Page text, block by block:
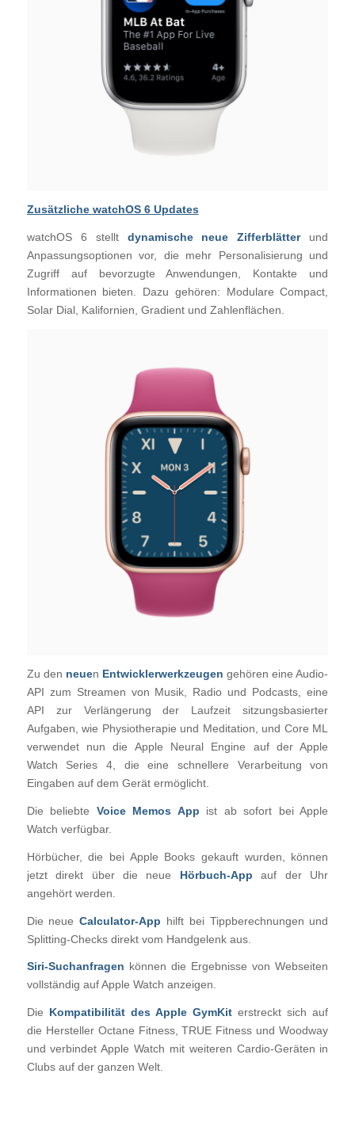
Zusätzliche watchOS 6 Updates
watchOS 6 stellt dynamische neue Zifferblätterund
Anpassungsoptionen vor, die mehr Personalisierung und
Zugriff auf bevorzugte Anwendungen, Kontakte und
Informationen bieten. Dazu gehören: Modulare Compact,
Solar Dial, Kalifornien, Gradient und Zahlenflächen.
Zu den neuen Entwicklerwerkzeugen gehören eine Audio-
API zum Streamen von Musik, Radio und Podcasts, eine
API zur Verlängerung der Laufzeit sitzungsbasierter
Aufgaben, wie Physiotherapie und Meditation, und Core ML
verwendet nun die Apple Neural Engine auf der Apple
Watch Series 4, die eine schnellere Verarbeitung von
Eingaben auf dem Gerät ermöglicht.
Die beliebte Voice Memos App ist ab sofort bei Apple
Watch verfügbar.
Hörbücher, die bei Apple Books gekauft wurden, können
jetzt direkt über die neue Hörbuch-App auf der Uhr
angehört werden.
Die neueCalculator-App hilft bei Tippberechnungen und
Splitting-Checks direkt vom Handgelenk aus.
Siri-Suchanfragen können die Ergebnisse von Webseiten
vollständig auf Apple Watch anzeigen.
Die Kompatibilität des Apple GymKit erstreckt sich auf
die Hersteller Octane Fitness, TRUE Fitness und Woodway
und verbindet Apple Watch mit weiteren Cardio-Geräten in
Clubs auf der ganzen Welt.